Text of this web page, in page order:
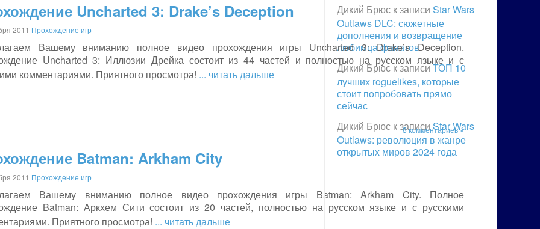
Uncharted 3: Drake’s Deception
2011 Прохождение игр
Вашему вниманию полное видео прохождения игры Uncharted 3: Drake’s Deception.
Uncharted 3: Иллюзии Дрейка состоит из 44 частей и полностью на русском языке и с
комментариями. Приятного просмотра! ... читать дальше
8 комментариев »
Batman: Arkham City
2011 Прохождение игр
Вашему вниманию полное видео прохождения игры Batman: Arkham City. Полное
Batman: Аркхем Сити состоит из 20 частей, полностью на русском языке и с русскими
Приятного просмотра! ... читать дальше
Дикий Брюс к записи Star Wars
Outlaws DLC: сюжетные
дополнения и возвращение
любимца фанатов
Дикий Брюск записиТОП 10
лучших roguelikes, которые
стоит попробовать прямо
сейчас
Дикий Брюс к записиStar Wars
Outlaws: революция в жанре
открытых миров 2024 года